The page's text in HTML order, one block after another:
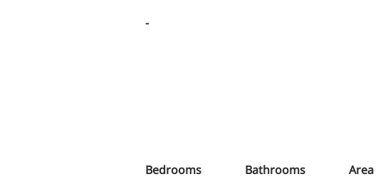
-
Bedrooms Bathrooms Area